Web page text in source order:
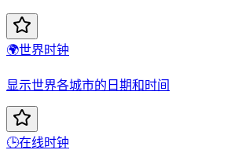
🌍世界时钟
显示世界各城市的日期和时间
🕒在线时钟